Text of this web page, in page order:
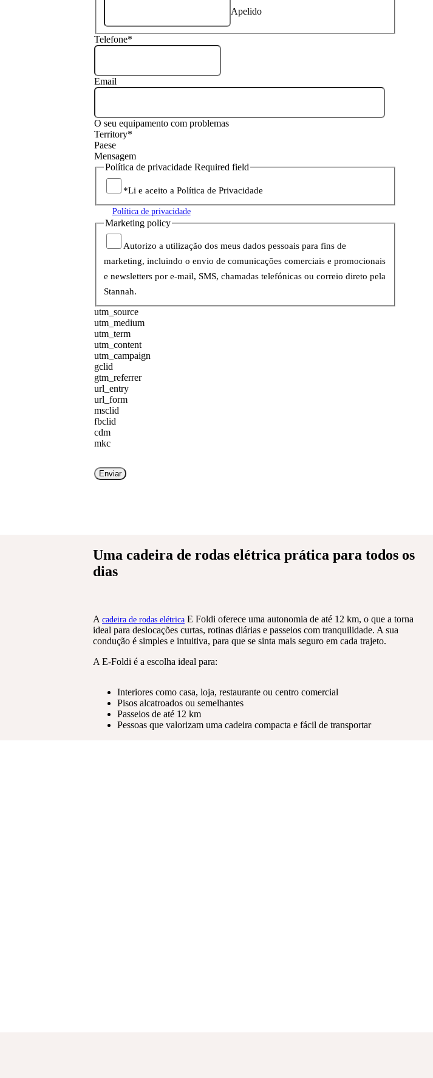
Apelido
Telefone*
Email
O seu equipamento com problemas
Territory*
Paese
Mensagem
Política de privacidade Required field
*Li e aceito a Política de Privacidade
Política de privacidade
Marketing policy
Autorizo a utilização dos meus dados pessoais para fins de
marketing, incluindo o envio de comunicações comerciais e promocionais
e newsletters por e-mail, SMS, chamadas telefónicas ou correio direto pela
Stannah.
utm_source
utm_medium
utm_term
utm_content
utm_campaign
gclid
gtm_referrer
url_entry
url_form
msclid
fbclid
cdm
mkc
Enviar
Uma cadeira de rodas elétrica prática para todos os
dias
A cadeira de rodas elétricaE Foldi oferece uma autonomia de até 12 km, o que a torna
ideal para deslocações curtas, rotinas diárias e passeios com tranquilidade. A sua
condução é simples e intuitiva, para que se sinta mais seguro em cada trajeto.
A E-Foldi é a escolha ideal para:
Interiores como casa, loja, restaurante ou centro comercial
Pisos alcatroados ou semelhantes
Passeios de até 12 km
Pessoas que valorizam uma cadeira compacta e fácil de transportar